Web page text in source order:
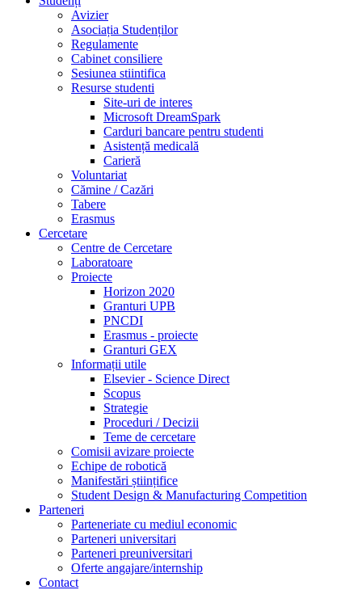
Avizier
Asociația Studenților
Regulamente
Cabinet consiliere
Sesiunea stiintifica
Resurse studenti
Site-uri de interes
Microsoft DreamSpark
Carduri bancare pentru studenti
Asistență medicală
Carieră
Voluntariat
Cămine / Cazări
Tabere
Erasmus
Cercetare
Centre de Cercetare
Laboratoare
Proiecte
Horizon 2020
Granturi UPB
PNCDI
Erasmus - proiecte
Granturi GEX
Informații utile
Elsevier - Science Direct
Scopus
Strategie
Proceduri / Decizii
Teme de cercetare
Comisii avizare proiecte
Echipe de robotică
Manifestări științifice
Student Design & Manufacturing Competition
Parteneri
Parteneriate cu mediul economic
Parteneri universitari
Parteneri preuniversitari
Oferte angajare/internship
Contact